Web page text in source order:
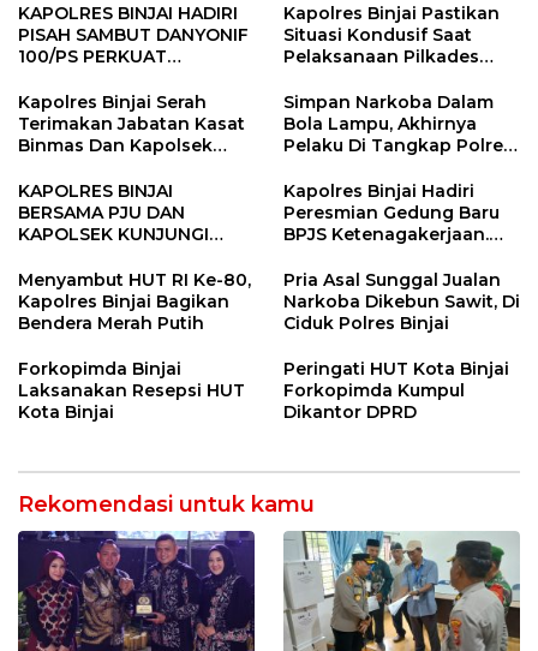
KAPOLRES BINJAI HADIRI
PISAH SAMBUT DANYONIF
100/PS PERKUAT
Kapolres Binjai Pastikan
Situasi Kondusif Saat
Pelaksanaan Pilkades
Kapolres Binjai Serah
Terimakan Jabatan Kasat
Binmas Dan Kapolsek
Simpan Narkoba Dalam
Bola Lampu, Akhirnya
Pelaku Di Tangkap Polres
KAPOLRES BINJAI
BERSAMA PJU DAN
KAPOLSEK KUNJUNGI
BINJAI
Kapolres Binjai Hadiri
Peresmian Gedung Baru
BPJS Ketenagakerjaan.
Menyeluruh bagi Pekerja”
Menyambut HUT RI Ke-80,
Kapolres Binjai Bagikan
Bendera Merah Putih
Pria Asal Sunggal Jualan
Narkoba Dikebun Sawit, Di
Ciduk Polres Binjai
Forkopimda Binjai
Laksanakan Resepsi HUT
Kota Binjai
Peringati HUT Kota Binjai
Forkopimda Kumpul
Dikantor DPRD
Rekomendasi untuk kamu